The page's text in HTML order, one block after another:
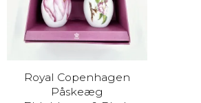
Royal Copenhagen
Påskeæg